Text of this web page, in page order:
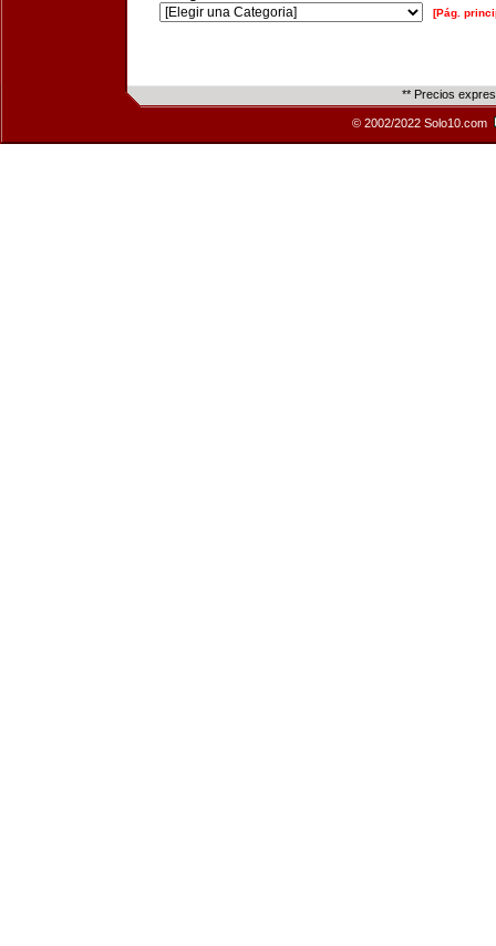
[Pág.
** Precios
© 2002/2022 Solo10.com